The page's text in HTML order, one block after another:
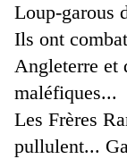
Loup-garous
Ils ont
Angleterre et
maléfiques...
Les Frères
pullulent...